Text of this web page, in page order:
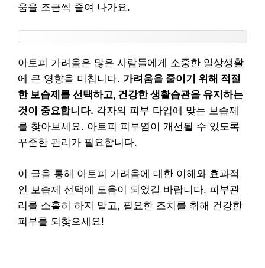
움을 조금씩 줄여 나가요.
아토피 가려움은 많은 사람들에게 소중한 일상생활
에 큰 영향을 미칩니다. 가려움을 줄이기 위해 적절
한 보습제를 선택하고, 건강한 생활습관을 유지하는
것이 중요합니다. 각자의 피부 타입에 맞는 보습제
를 찾아보세요. 아토피 피부염이 개선될 수 있도록
꾸준한 관리가 필요합니다.
이 글을 통해 아토피 가려움에 대한 이해와 효과적
인 보습제 선택에 도움이 되었길 바랍니다. 피부관
리를 소홀히 하지 말고, 필요한 조치를 취해 건강한
피부를 되찾으세요!